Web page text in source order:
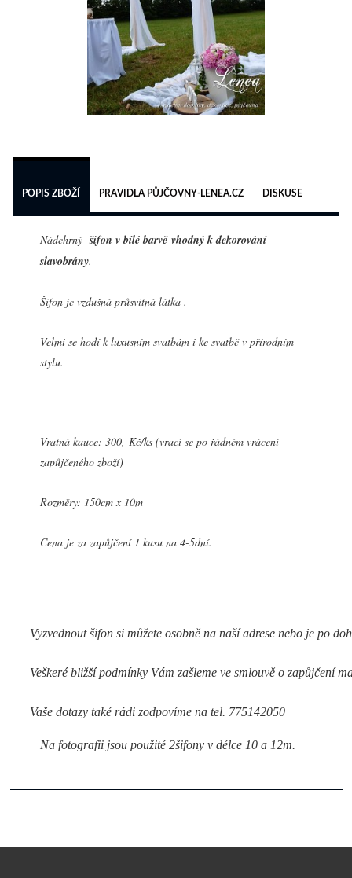
POPIS ZBOŽÍ PRAVIDLA PŮJČOVNY-LENEA.CZ DISKUSE
Nádehrný šifon v bílé barvě vhodný k dekorování
slavobrány.
Šifon je vzdušná průsvitná látka .
Velmi se hodí k luxusním svatbám i ke svatbě v přírodním
stylu.
Vratná kauce: 300,-Kč/ks (vrací se po řádném vrácení
zapůjčeného zboží)
Rozměry: 150cm x 10m
Cena je za zapůjčení 1 kusu na 4-5dní.
Vyzvednout šifon si můžete osobně na naší adrese nebo je po
Veškeré bližší podmínky Vám zašleme ve smlouvě o zapůjčení
Vaše dotazy také rádi zodpovíme na tel. 775142050
Na fotografii jsou použité 2šifony v délce 10 a 12m.